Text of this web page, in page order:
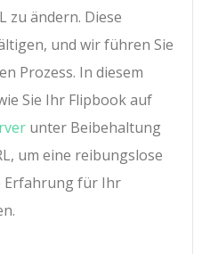
zu ändern. Diese
und wir führen Sie
Prozess. In diesem
Sie Ihr Flipbook auf
unter Beibehaltung
um eine reibungslose
Erfahrung für Ihr